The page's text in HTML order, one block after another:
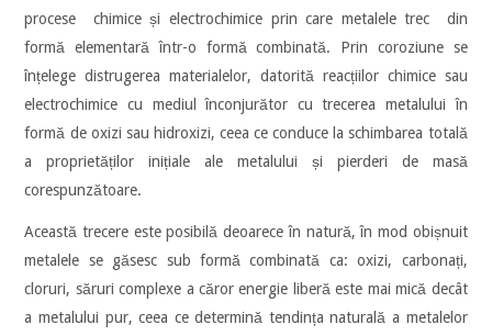
procese chimice și electrochimice prin care metalele trec din
formă elementară într-o formă combinată. Prin coroziune se
înțelege distrugerea materialelor, datorită reacțiilor chimice sau
electrochimice cu mediul înconjurător cu trecerea metalului în
formă de oxizi sau hidroxizi, ceea ce conduce la schimbarea totală
a proprietăților inițiale ale metalului și pierderi de masă
corespunzătoare.
Această trecere este posibilă deoarece în natură, în mod obișnuit
metalele se găsesc sub formă combinată ca: oxizi, carbonați,
cloruri, săruri complexe a căror energie liberă este mai mică decât
a metalului pur, ceea ce determină tendința naturală a metalelor